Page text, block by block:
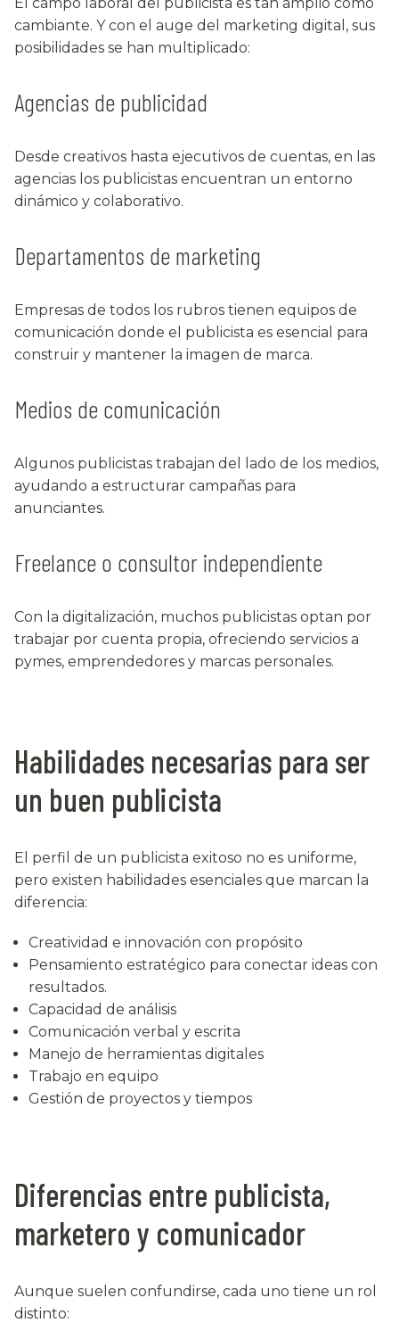
cambiante. Y con el auge del marketing digital, sus
posibilidades se han multiplicado:
Agencias de publicidad
Desde creativos hasta ejecutivos de cuentas, en las
agencias los publicistas encuentran un entorno
dinámico y colaborativo.
Departamentos de marketing
Empresas de todos los rubros tienen equipos de
comunicación donde el publicista es esencial para
construir y mantener la imagen de marca.
Medios de comunicación
Algunos publicistas trabajan del lado de los medios,
ayudando a estructurar campañas para
anunciantes.
Freelance o consultor independiente
Con la digitalización, muchos publicistas optan por
trabajar por cuenta propia, ofreciendo servicios a
pymes, emprendedores y marcas personales.
Habilidades necesarias para ser
un buen publicista
El perfil de un publicista exitoso no es uniforme,
pero existen habilidades esenciales que marcan la
diferencia:
Creatividad e innovación con propósito
Pensamiento estratégico para conectar ideas con
resultados.
Capacidad de análisis
Comunicación verbal y escrita
Manejo de herramientas digitales
Trabajo en equipo
Gestión de proyectos y tiempos
Diferencias entre publicista,
marketero y comunicador
Aunque suelen confundirse, cada uno tiene un rol
distinto: